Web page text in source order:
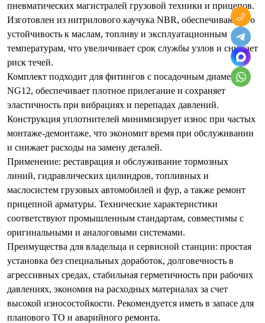
пневматических магистралей грузовой техники и прицепов.
Изготовлен из нитрилового каучука NBR, обеспечивающего
устойчивость к маслам, топливу и эксплуатационным
температурам, что увеличивает срок службы узлов и снижает
риск течей.
Комплект подходит для фитингов с посадочным диаметром
NG12, обеспечивает плотное прилегание и сохраняет
эластичность при вибрациях и перепадах давлений.
Конструкция уплотнителей минимизирует износ при частых
монтаже-демонтаже, что экономит время при обслуживании
и снижает расходы на замену деталей.
Применение: реставрация и обслуживание тормозных
линий, гидравлических цилиндров, топливных и
маслосистем грузовых автомобилей и фур, а также ремонт
прицепной арматуры. Технические характеристики
соответствуют промышленным стандартам, совместимы с
оригинальными и аналоговыми системами.
Преимущества для владельца и сервисной станции: простая
установка без специальных доработок, долговечность в
агрессивных средах, стабильная герметичность при рабочих
давлениях, экономия на расходных материалах за счет
высокой износостойкости. Рекомендуется иметь в запасе для
планового ТО и аварийного ремонта.